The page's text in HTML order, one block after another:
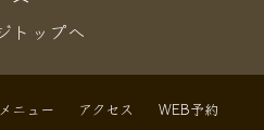
トップへ
メニュー アクセス
WEB予約